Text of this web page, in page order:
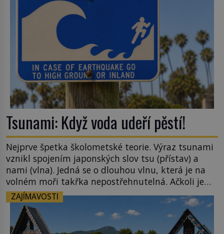
Tsunami: Když voda udeří pěstí!
Nejprve špetka školometské teorie. Výraz tsunami
vznikl spojením japonských slov tsu (přístav) a
nami (vlna). Jedná se o dlouhou vlnu, která je na
volném moři takřka nepostřehnutelná. Ačkoli je
vlnová délka tsunami i 300 kilometrů, výška vlny
na volném moři je maximálně 1,5 metru. Máme se
podobné obří vlny obávat i v Evropě? Vznik
tsunami si […]
ZAJÍMAVOSTI